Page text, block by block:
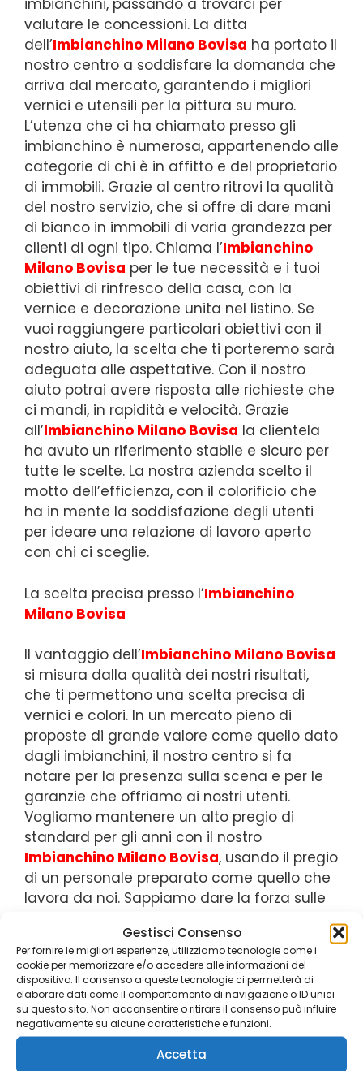
Gestisci Consenso
Per fornire le migliori esperienze, utilizziamo tecnologie come i
cookie per memorizzare e/o accedere alle informazioni del
dispositivo. Il consenso a queste tecnologie ci permetterà di
elaborare dati come il comportamento di navigazione o ID unici
su questo sito. Non acconsentire o ritirare il consenso può influire
negativamente su alcune caratteristiche e funzioni.
Accetta
imbianchini, passando a trovarci per
valutare le concessioni. La ditta
dell’Imbianchino Milano Bovisa ha portato il
nostro centro a soddisfare la domanda che
arriva dal mercato, garantendo i migliori
vernici e utensili per la pittura su muro.
L’utenza che ci ha chiamato presso gli
imbianchino è numerosa, appartenendo alle
categorie di chi è in affitto e del proprietario
di immobili. Grazie al centro ritrovi la qualità
del nostro servizio, che si offre di dare mani
di bianco in immobili di varia grandezza per
clienti di ogni tipo. Chiama l’Imbianchino
Milano Bovisa per le tue necessità e i tuoi
obiettivi di rinfresco della casa, con la
vernice e decorazione unita nel listino. Se
vuoi raggiungere particolari obiettivi con il
nostro aiuto, la scelta che ti porteremo sarà
adeguata alle aspettative. Con il nostro
aiuto potrai avere risposta alle richieste che
ci mandi, in rapidità e velocità. Grazie
all’Imbianchino Milano Bovisa la clientela
ha avuto un riferimento stabile e sicuro per
tutte le scelte. La nostra azienda scelto il
motto dell’efficienza, con il colorificio che
ha in mente la soddisfazione degli utenti
per ideare una relazione di lavoro aperto
con chi ci sceglie.
La scelta precisa presso l’Imbianchino
Milano Bovisa
Il vantaggio dell’Imbianchino Milano Bovisa
si misura dalla qualità dei nostri risultati,
che ti permettono una scelta precisa di
vernici e colori. In un mercato pieno di
proposte di grande valore come quello dato
dagli imbianchini, il nostro centro si fa
notare per la presenza sulla scena e per le
garanzie che offriamo ai nostri utenti.
Vogliamo mantenere un alto pregio di
standard per gli anni con il nostro
Imbianchino Milano Bovisa, usando il pregio
di un personale preparato come quello che
lavora da noi. Sappiamo dare la forza sulle
competenze degli addetti, rimanendo bravi
a migliorare la tua esperienza di acquisto.
Per l’utente che vuole sapere dove avere la
proposta diImbianchino Milano Bovisa
rispondiamo di consultare i nostri riferimenti
sul sito. Nell’idea di risparmio del nostro
studio è la vastità delle proposte a mostra
un vantaggio di acquisto per chi viene a